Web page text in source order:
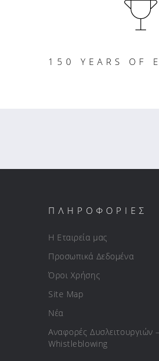
150 YEARS OF
ΠΛΗΡΟΦΟΡΙΕΣ
Η Εταιρεία μας
Προσωπικά Δεδομένα
Όροι Χρήσης
Site Map
Νέα
Αναφορές Δυσλειτουργιών –
Whistleblowing